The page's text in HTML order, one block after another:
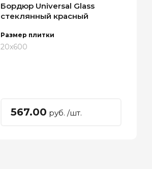
Бордюр Universal Glass
стеклянный красный
Размер плитки
20x600
567.00 руб. /шт.